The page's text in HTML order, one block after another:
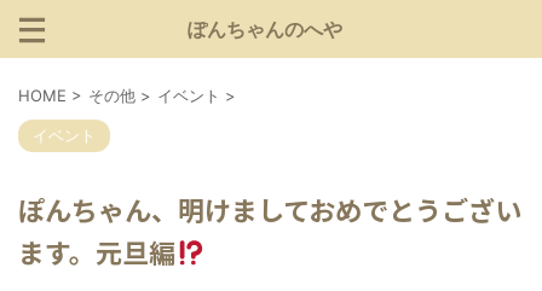
ぽんちゃんのへや
HOME > その他 > イベント >
イベント
ぽんちゃん、明けましておめでとうござい
ます。元旦編